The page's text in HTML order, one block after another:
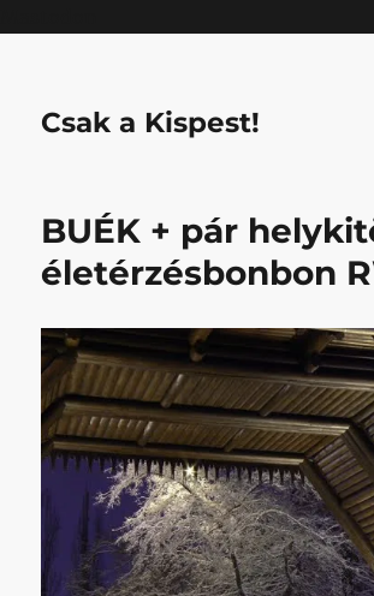
Csak a Kispest!
BUÉK + pár
életérzésbonbon